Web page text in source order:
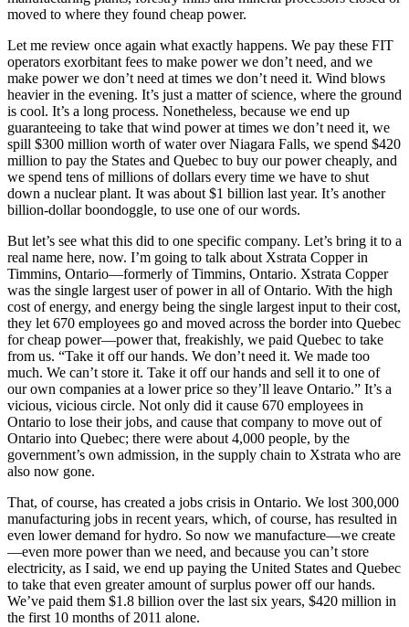
moved to where they found cheap power.
Let me review once again what exactly happens. We pay these FIT
operators exorbitant fees to make power we don’t need, and we
make power we don’t need at times we don’t need it. Wind blows
heavier in the evening. It’s just a matter of science, where the ground
is cool. It’s a long process. Nonetheless, because we end up
guaranteeing to take that wind power at times we don’t need it, we
spill $300 million worth of water over Niagara Falls, we spend $420
million to pay the States and Quebec to buy our power cheaply, and
we spend tens of millions of dollars every time we have to shut
down a nuclear plant. It was about $1 billion last year. It’s another
billion-dollar boondoggle, to use one of our words.
But let’s see what this did to one specific company. Let’s bring it to a
real name here, now. I’m going to talk about Xstrata Copper in
Timmins, Ontario—formerly of Timmins, Ontario. Xstrata Copper
was the single largest user of power in all of Ontario. With the high
cost of energy, and energy being the single largest input to their cost,
they let 670 employees go and moved across the border into Quebec
for cheap power—power that, freakishly, we paid Quebec to take
from us. “Take it off our hands. We don’t need it. We made too
much. We can’t store it. Take it off our hands and sell it to one of
our own companies at a lower price so they’ll leave Ontario.” It’s a
vicious, vicious circle. Not only did it cause 670 employees in
Ontario to lose their jobs, and cause that company to move out of
Ontario into Quebec; there were about 4,000 people, by the
government’s own admission, in the supply chain to Xstrata who are
also now gone.
That, of course, has created a jobs crisis in Ontario. We lost 300,000
manufacturing jobs in recent years, which, of course, has resulted in
even lower demand for hydro. So now we manufacture—we create
—even more power than we need, and because you can’t store
electricity, as I said, we end up paying the United States and Quebec
to take that even greater amount of surplus power off our hands.
We’ve paid them $1.8 billion over the last six years, $420 million in
the first 10 months of 2011 alone.